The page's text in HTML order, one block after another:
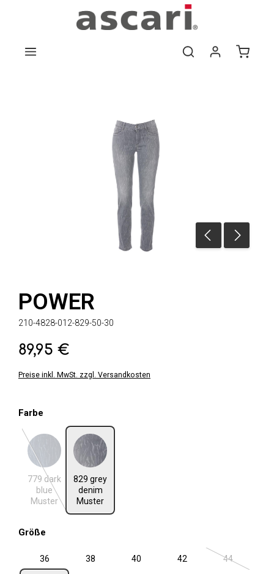
Zum Hauptinhalt springen
POWER
210-4828-012-829-50-30
Regulärer Preis:
89,95 €
Preise inkl. MwSt. zzgl. Versandkosten
Farbe
779 dark
blue
Muster
779 dark blue Muster
(Diese Option ist zurzeit nicht verfügbar.)
829 grey
denim
Muster
829 grey denim Muster
Größe
36 38 40 42 44(Diese